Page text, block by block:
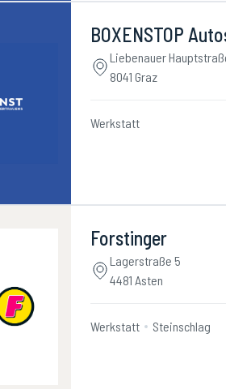
BOXENSTOP
Liebenauer
8041 Graz
Werkstatt
Forstinger
Lagerstraße 5
4481 Asten
Werkstatt Steinschlag